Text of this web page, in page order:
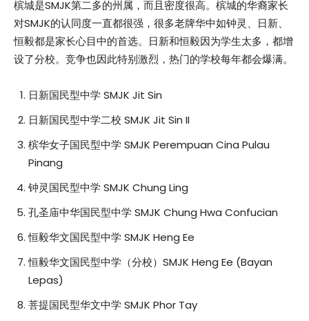
槟城是SMJK第二多的州属，而且密度很高。槟城的华裔家长
对SMJK的认同度一直都很强，很多老牌华中如钟灵、日新、
恒毅都是家长心目中的首选。日新和恒毅因为学生太多，都增
设了分校。竞争也因此特别激烈，热门的学校每年都会爆满。
日新国民型中学 SMJK Jit Sin
日新国民型中学二校 SMJK Jit Sin II
槟华女子国民型中学 SMJK Perempuan Cina Pulau
Pinang
钟灵国民型中学 SMJK Chung Ling
孔圣庙中华国民型中学 SMJK Chung Hwa Confucian
恒毅华文国民型中学 SMJK Heng Ee
恒毅华文国民型中学（分校）SMJK Heng Ee (Bayan
Lepas)
菩提国民型华文中学 SMJK Phor Tay